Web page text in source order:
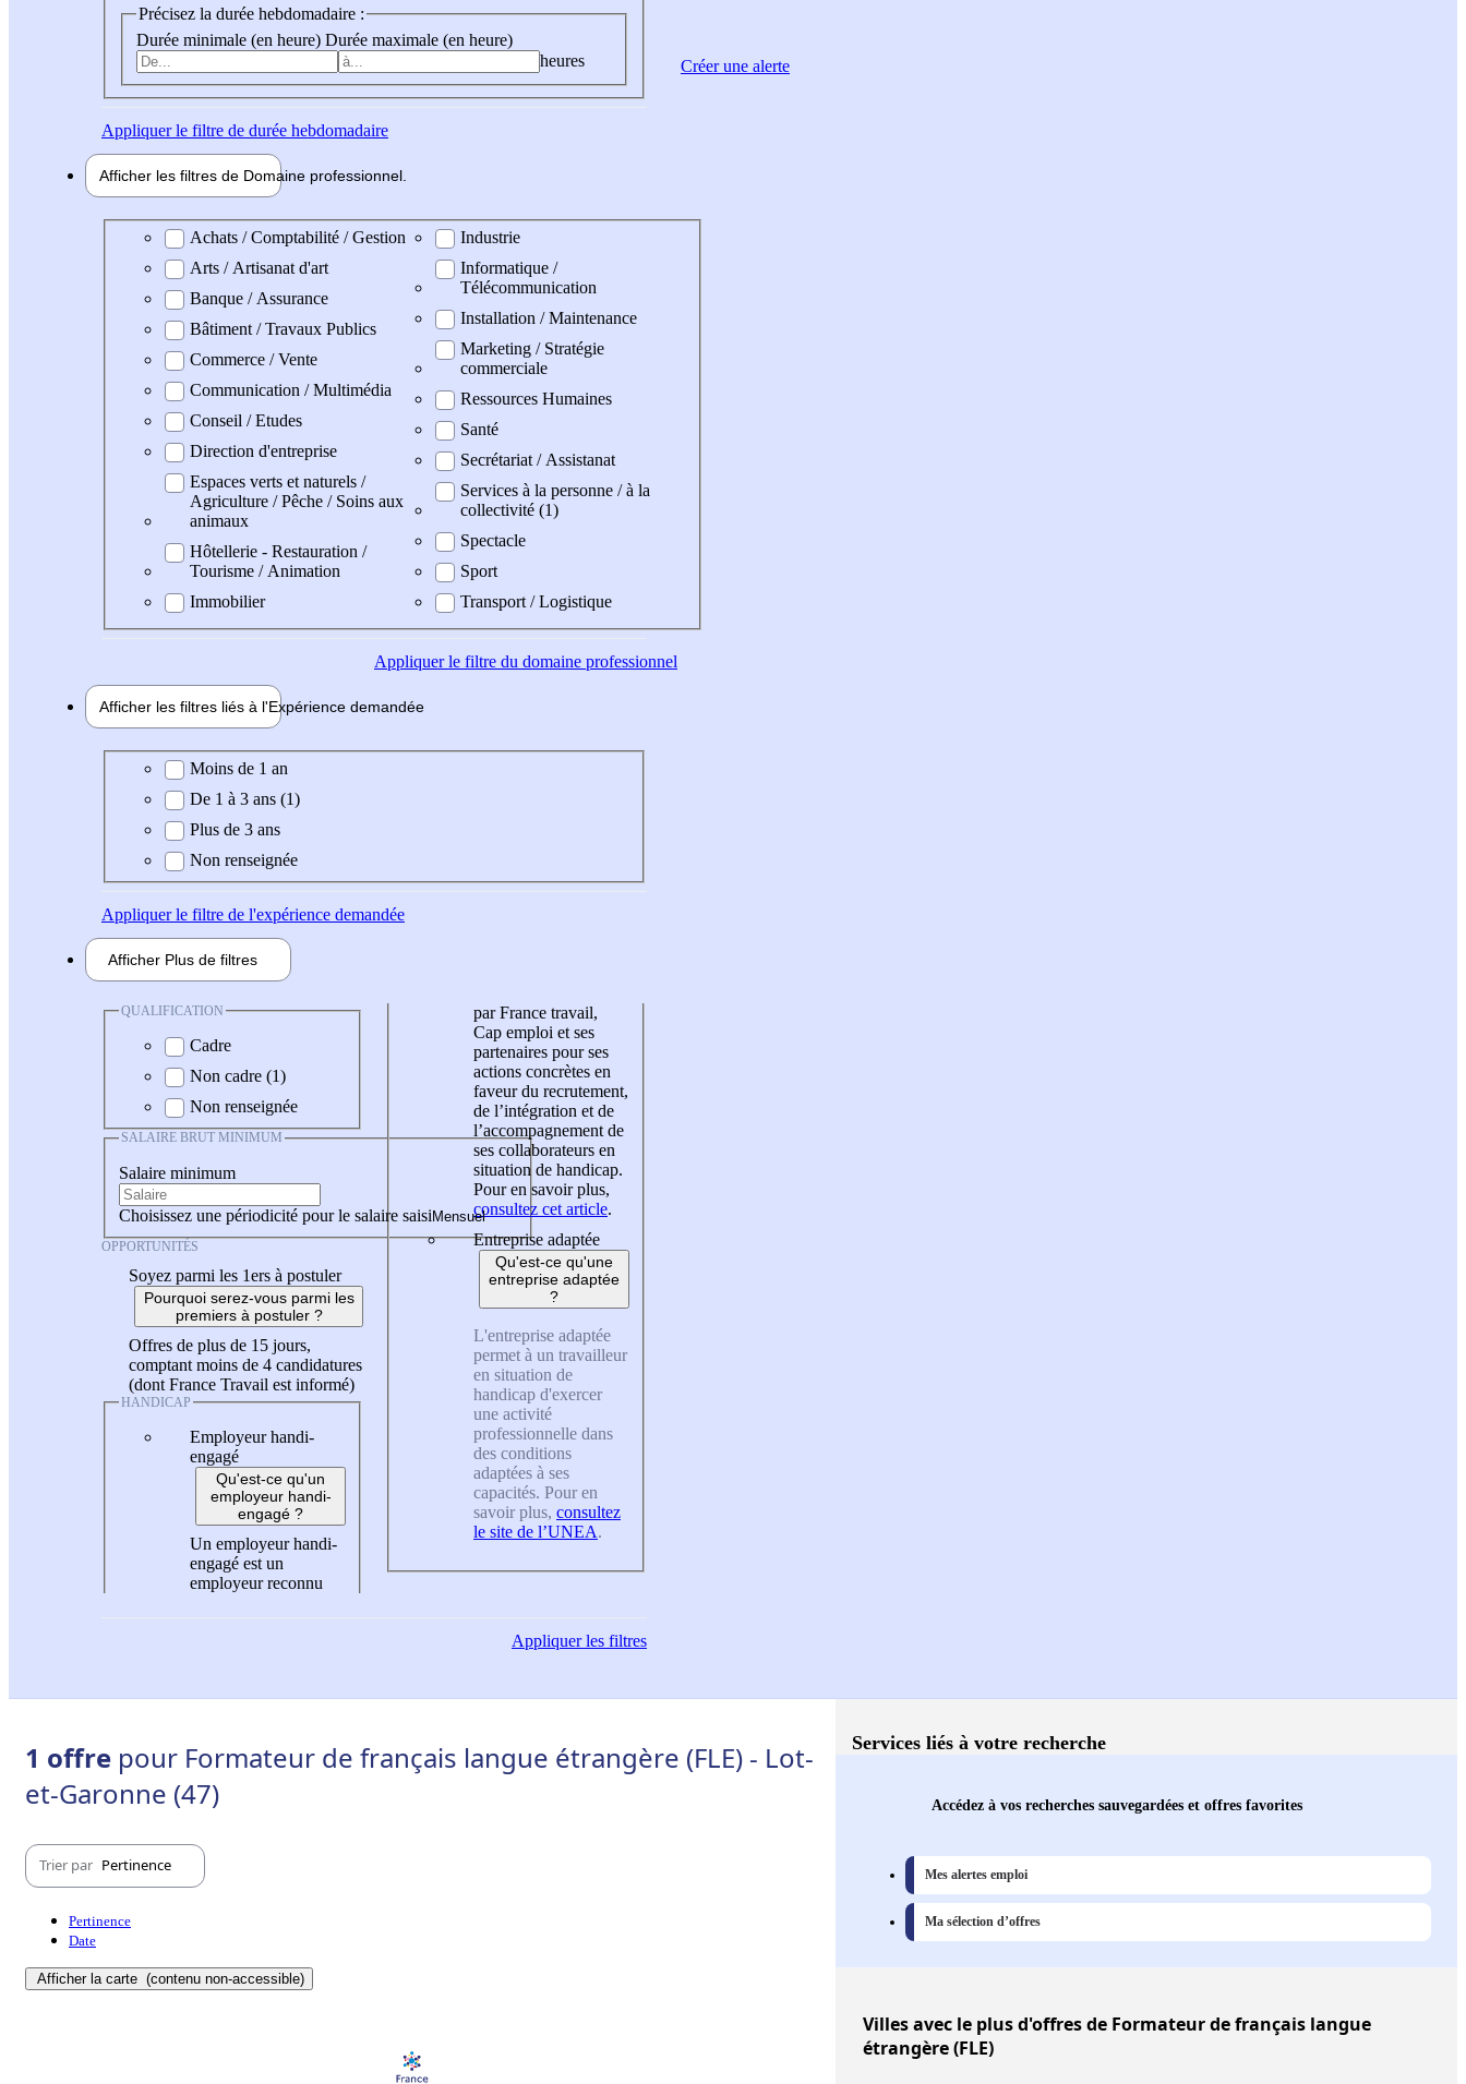
Précisez la durée hebdomadaire :
Durée minimale (en heure) Durée maximale (en heure)
heures
Appliquerle filtre de durée hebdomadaire
Afficher les filtres de Domaine professionnel
Domaine professionel
Achats / Comptabilité / Gestion
Arts / Artisanat d'art
Banque / Assurance
Bâtiment / Travaux Publics
Commerce / Vente
Communication / Multimédia
Conseil / Etudes
Direction d'entreprise
Espaces verts et naturels /
Agriculture / Pêche / Soins aux
animaux
Hôtellerie - Restauration /
Tourisme / Animation
Immobilier
Industrie
Informatique /
Télécommunication
Installation / Maintenance
Marketing / Stratégie
commerciale
Ressources Humaines
Santé
Secrétariat / Assistanat
Services à la personne / à la
collectivité (1)
Spectacle
Sport
Transport / Logistique
Appliquerle filtre du domaine professionnel
Afficher les filtres liés à l'Expérience demandée
Expérience demandée
Moins de 1 an
De 1 à 3 ans (1)
Plus de 3 ans
Non renseignée
Appliquerle filtre de l'expérience demandée
Afficher Plus de filtres
QUALIFICATION
Cadre
Non cadre (1)
Non renseignée
SALAIRE BRUT MINIMUM
Salaire minimum
Choisissez une périodicité pour le salaire saisi
OPPORTUNITÉS
Soyez parmi les 1ers à postuler
Pourquoi serez-vous parmi les
premiers à postuler ?
Offres de plus de 15 jours,
comptant moins de 4 candidatures
(dont France Travail est informé)
HANDICAP
Employeur handi-
engagé
Qu'est-ce qu'un
employeur handi-
engagé ?
Un employeur handi-
engagé est un
employeur reconnu
par France travail,
Cap emploi et ses
partenaires pour ses
actions concrètes en
faveur du recrutement,
de l’intégration et de
l’accompagnement de
ses collaborateurs en
situation de handicap.
Pour en savoir plus,
consultez cet article.
Entreprise adaptée
Qu'est-ce qu'une
entreprise adaptée
?
L'entreprise adaptée
permet à un travailleur
en situation de
handicap d'exercer
une activité
professionnelle dans
des conditions
adaptées à ses
capacités. Pour en
savoir plus, consultez
le site de l’UNEA.
Appliquerles filtres
Créer une alerte
1 offre pour Formateur de français langue étrangère (FLE) - Lot-
et-Garonne (47)
Trier par Pertinence
Pertinence
Date
Afficher la carte (contenu non-accessible)
Services liés à votre recherche
Accédez à vos recherches sauvegardées et offres favorites
Mes alertes emploi
Ma sélection d’offres
Villesavec le plus d'offres de Formateur de français langue
étrangère (FLE)